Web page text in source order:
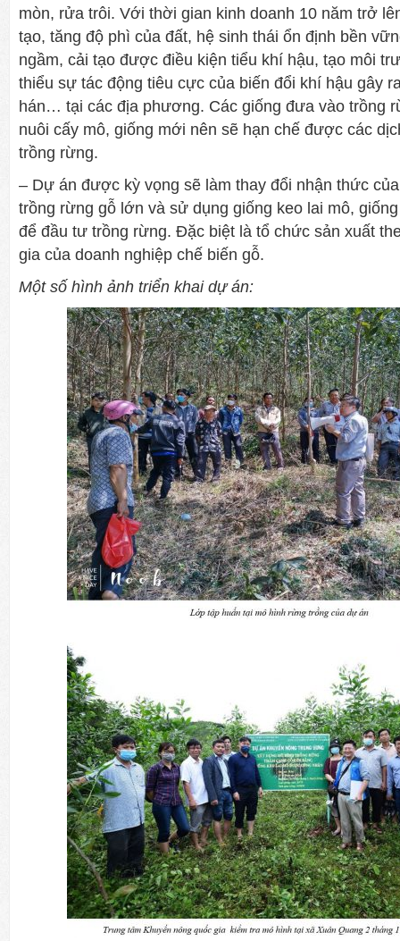
mòn, rửa trôi. Với thời gian kinh doanh 10 năm trở
tạo, tăng độ phì của đất, hệ sinh thái ổn định bền
ngầm, cải tạo được điều kiện tiểu khí hậu, tạo môi
thiểu sự tác động tiêu cực của biến đổi khí hậu gây
hán… tại các địa phương. Các giống đưa vào trồng
nuôi cấy mô, giống mới nên sẽ hạn chế được các
trồng rừng.
– Dự án được kỳ vọng sẽ làm thay đổi nhận thức
trồng rừng gỗ lớn và sử dụng giống keo lai mô,
để đầu tư trồng rừng. Đặc biệt là tổ chức sản xuất
gia của doanh nghiệp chế biến gỗ.
Một số hình ảnh triển khai dự án: